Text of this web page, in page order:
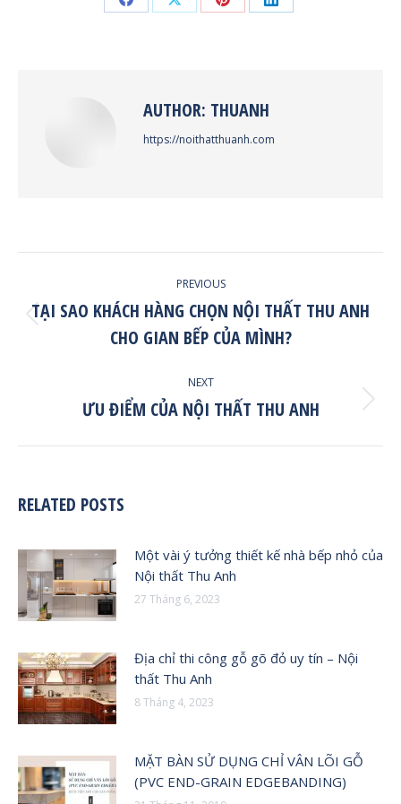
Share Share Share Share
AUTHOR: THUANH
https://noithatthuanh.com
PREVIOUS
Previous
post:
TẠI SAO KHÁCH HÀNG CHỌN NỘI THẤT THU ANH
CHO GIAN BẾP CỦA MÌNH?
NEXT
Next
ƯU ĐIỂM CỦA NỘI THẤT THU ANH
RELATED POSTS
Một vài ý tưởng thiết kế nhà bếp nhỏ của
Nội thất Thu Anh
27 Tháng 6, 2023
Địa chỉ thi công gỗ gõ đỏ uy tín – Nội
thất Thu Anh
8 Tháng 4, 2023
MẶT BÀN SỬ DỤNG CHỈ VÂN LÕI GỖ
(PVC END-GRAIN EDGEBANDING)